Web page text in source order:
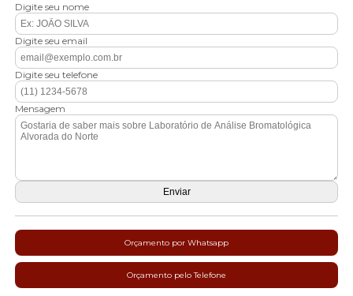
Digite seu nome
Digite seu email
Digite seu telefone
Mensagem
Orçamento por Whatsapp
Orçamento pelo Telefone